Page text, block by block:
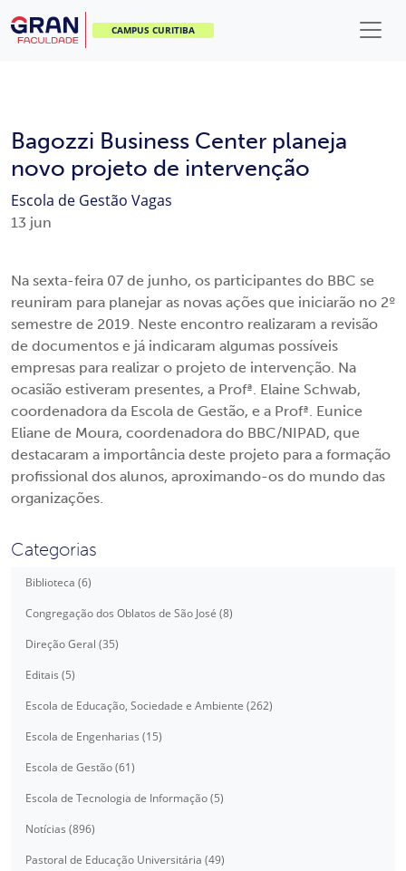
CAMPUS CURITIBA
Bagozzi Business Center planeja
novo projeto de intervenção
Escola de Gestão Vagas
13 jun
Na sexta-feira 07 de junho, os participantes do BBC se
reuniram para planejar as novas ações que iniciarão no 2º
semestre de 2019. Neste encontro realizaram a revisão
de documentos e já indicaram algumas possíveis
empresas para realizar o projeto de intervenção. Na
ocasião estiveram presentes, a Profª. Elaine Schwab,
coordenadora da Escola de Gestão, e a Profª. Eunice
Eliane de Moura, coordenadora do BBC/NIPAD, que
destacaram a importância deste projeto para a formação
profissional dos alunos, aproximando-os do mundo das
organizações.
Categorias
Biblioteca (6)
Congregação dos Oblatos de São José (8)
Direção Geral (35)
Editais (5)
Escola de Educação, Sociedade e Ambiente (262)
Escola de Engenharias (15)
Escola de Gestão (61)
Escola de Tecnologia de Informação (5)
Notícias (896)
Pastoral de Educação Universitária (49)